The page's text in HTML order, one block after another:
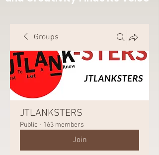
Groups
JTLANKSTERS
Public · 163 members
Join